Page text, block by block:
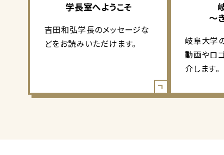
学長室へようこそ
吉田和弘学長のメッセージな
どをお読みいただけます。
～
岐阜大学
動画やロ
介します。